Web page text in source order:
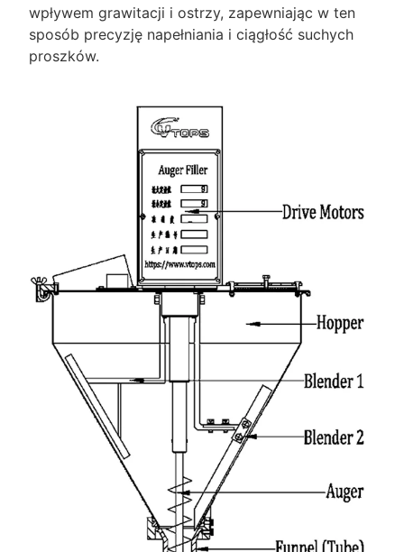
wpływem grawitacji i ostrzy, zapewniając w ten
sposób precyzję napełniania i ciągłość suchych
proszków.